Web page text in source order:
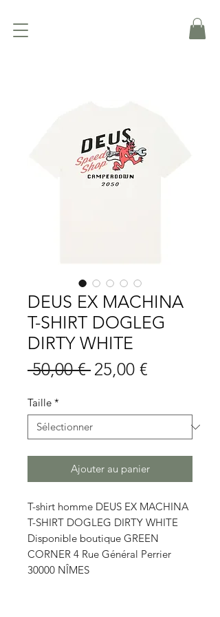
DEUS EX MACHINA
T-SHIRT DOGLEG
DIRTY WHITE
50,00 € Prix
25,00 €
Taille *
Ajouter au panier
T-shirt homme DEUS EX MACHINA
T-SHIRT DOGLEG DIRTY WHITE
Disponible boutique GREEN
CORNER 4 Rue Général Perrier
30000 NÎMES